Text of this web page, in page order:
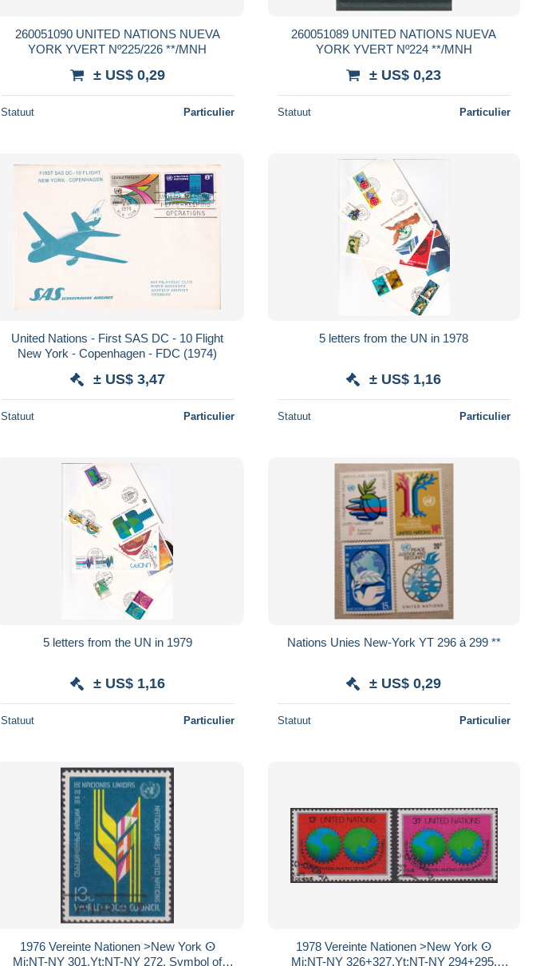
260051090 UNITED NATIONS NUEVA
YORK YVERT Nº225/226 **/MNH
± US$ 0,29
Statuut Particulier
260051089 UNITED NATIONS NUEVA
YORK YVERT Nº224 **/MNH
± US$ 0,23
Statuut Particulier
United Nations - First SAS DC - 10 Flight
New York - Copenhagen - FDC (1974)
± US$ 3,47
Statuut Particulier
5 letters from the UN in 1978
± US$ 1,16
Statuut Particulier
5 letters from the UN in 1979
± US$ 1,16
Statuut Particulier
Nations Unies New-York YT 296 à 299 **
± US$ 0,29
Statuut Particulier
1976 Vereinte Nationen >New York ⵙ
Mi:NT-NY 301,Yt:NT-NY 272, Symbol of
1978 Vereinte Nationen >New York ⵙ
Mi:NT-NY 326+327,Yt:NT-NY 294+295,